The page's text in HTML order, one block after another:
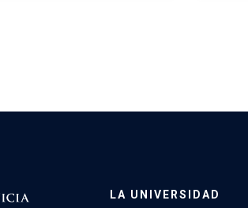
LA UNIVERSIDAD